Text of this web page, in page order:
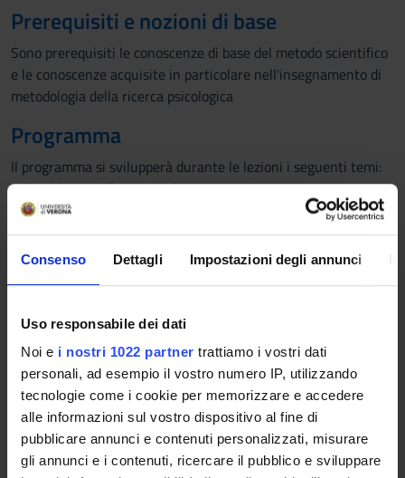
Consenso Dettagli Impostazioni degli annunci
Uso responsabile dei dati
Noi e i nostri 1022 partner trattiamo i vostri dati
personali, ad esempio il vostro numero IP, utilizzando
tecnologie come i cookie per memorizzare e accedere
alle informazioni sul vostro dispositivo al fine di
pubblicare annunci e contenuti personalizzati, misurare
gli annunci e i contenuti, ricercare il pubblico e sviluppare
Prerequisiti e nozioni di base
Sono prerequisiti le conoscenze di base del metodo scientifico
e le conoscenze acquisite in particolare nell'insegnamento di
metodologia della ricerca psicologica
Programma
Il programma si svilupperà durante le lezioni i seguenti temi:
- Il problema della misurazione in psicologia
- La somministrazione del questionario
- La costruzione dei test psicologici: che cosa vogliamo
misurare
degli item, test di prestazione tipica e di prestazione massima,
- La valutazione preliminare degli item di un test
- Analisi fattoriale esplorativa e confermativa e la validità di
criterio
- Interpretazione e standardizzazione dei punteggi e
introduzione e applicazione di test psicologici di ampio utilizzo
------------------------